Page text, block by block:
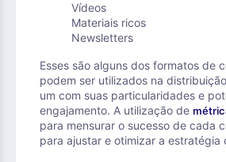
Vídeos
Materiais ricos
Newsletters
Esses são alguns dos formatos de
podem ser utilizados na
um com suas particularidades e
engajamento. A utilização de
para mensurar o sucesso de cada
para ajustar e otimizar a estratégia